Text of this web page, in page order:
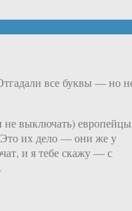
все буквы — но
выключать)
Это их дело — они же у
и я тебе скажу — с